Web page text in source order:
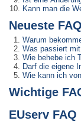
Kann man die
Neueste
Warum
Was passiert
Wie behebe ich
Darf die eigene
Wie kann ich
Wichtige
EUserv